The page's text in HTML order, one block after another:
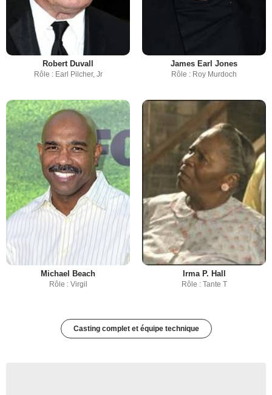
Robert Duvall
Rôle : Earl Pilcher, Jr
James Earl Jones
Rôle : Roy Murdoch
Michael Beach
Rôle : Virgil
Irma P. Hall
Rôle : Tante T
Casting complet et équipe technique